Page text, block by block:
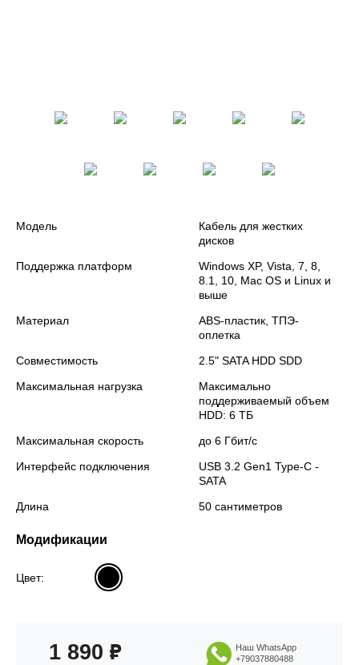
Модель
Кабель для жестких
дисков
Поддержка платформ
Windows XP, Vista, 7, 8,
8.1, 10, Mac OS и Linux и
выше
Материал
ABS-пластик, ТПЭ-
оплетка
Совместимость
2.5" SATA HDD SDD
Максимальная нагрузка
Максимально
поддерживаемый объем
HDD: 6 ТБ
Максимальная скорость
до 6 Гбит/с
Интерфейс подключения
USB 3.2 Gen1 Type-C -
SATA
Длина
50 сантиметров
Модификации
Цвет:
1 890 ₽
Наш WhatsApp
+79037880488